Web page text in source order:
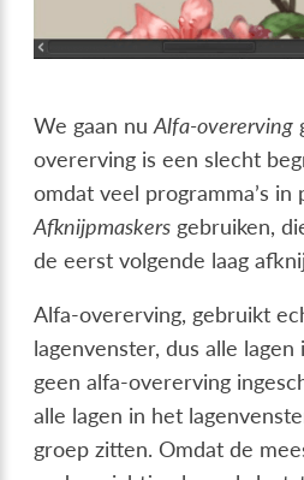
We gaan nuAlfa-overerving
overerving is een slecht
omdat veel programma’s in
Afknijpmaskers gebruiken,
de eerst volgende laag
Alfa-overerving, gebruikt
lagenvenster, dus alle
geen alfa-overerving
alle lagen in het
groep zitten. Omdat de